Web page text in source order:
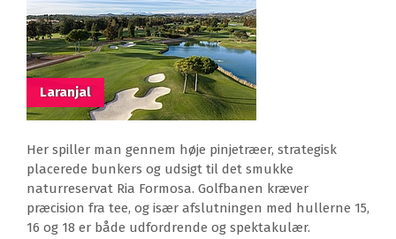
Laranjal
Her spiller man gennem høje pinjetræer, strategisk
placerede bunkers og udsigt til det smukke
naturreservat Ria Formosa. Golfbanen kræver
præcision fra tee, og især afslutningen med hullerne 15,
16 og 18 er både udfordrende og spektakulær.